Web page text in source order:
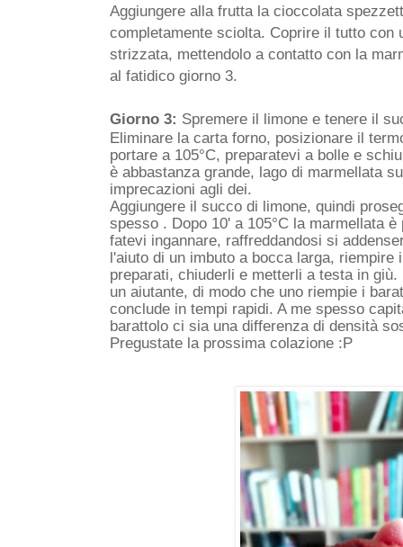
Aggiungere alla frutta la cioccolata
completamente sciolta. Coprire il tutto con
strizzata, mettendolo a contatto con la
al fatidico giorno 3.
Giorno 3: Spremere il limone e tenere il
Eliminare la carta forno, posizionare il
portare a 105°C, preparatevi a bolle e
è abbastanza grande, lago di marmellata
imprecazioni agli dei.
Aggiungere il succo di limone, quindi
spesso . Dopo 10' a 105°C la marmellata
fatevi ingannare, raffreddandosi si
l'aiuto di un imbuto a bocca larga, riempire
preparati, chiuderli e metterli a testa in
un aiutante, di modo che uno riempie i
conclude in tempi rapidi. A me spesso
barattolo ci sia una differenza di densità
Pregustate la prossima colazione :P